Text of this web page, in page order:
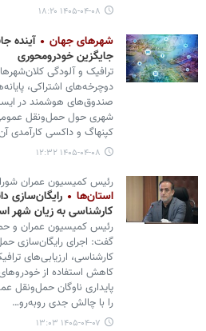
۱۴۰۵-۰۴-۰۸ ۱۸:۲۰
شهرهای جهان
آینده
جایگزین خودرومحوری
ترافیک و آلودگی
دوچرخه‌های اشتراکی،
صندوق‌های هوشمند در
شهری حول حمل‌ونقل
کپنهاگ و داکسی کارآمدی
۱۴۰۵-۰۴-۰۸ ۱۲:۳۲
رئیس کمیسیون عمران
استان‌ها
رایگان‌سازی
کارشناسی به زیان شهر
رئیس کمیسیون عمران و
گفت: اجرای رایگان‌سازی
کارشناسی، ارزیابی‌های
کاهش استفاده از
پایداری ناوگان حمل‌ونقل
را با چالش جدی روبه‌رو…
۱۴۰۵-۰۴-۰۷ ۱۳:۰۳